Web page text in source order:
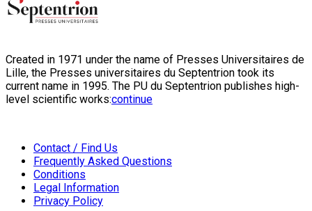
Created in 1971 under the name of Presses Universitaires de
Lille, the Presses universitaires du Septentrion took its
current name in 1995. The PU du Septentrion publishes high-
level scientific works:continue
Contact / Find Us
Frequently Asked Questions
Conditions
Legal Information
Privacy Policy